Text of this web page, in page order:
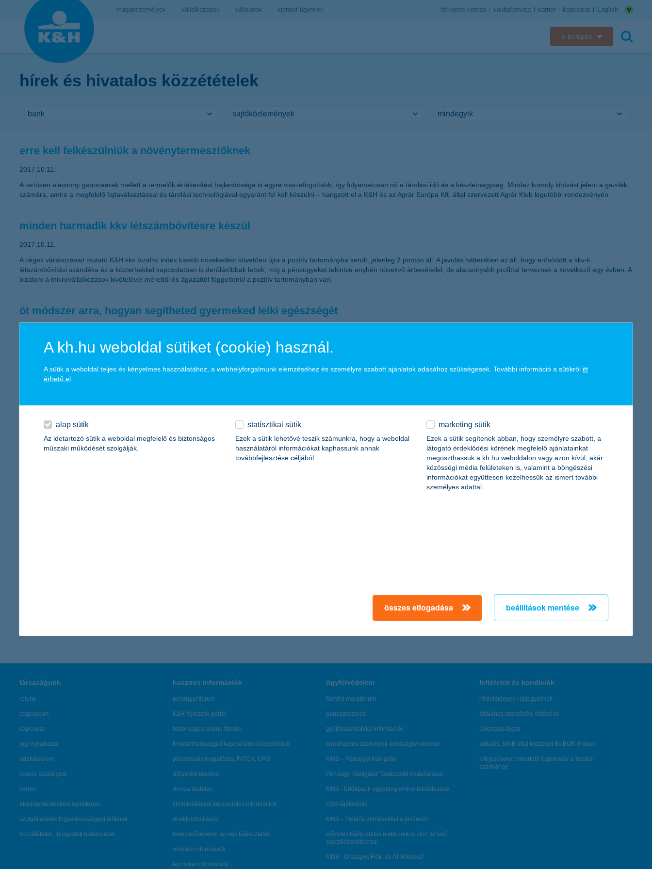
magánszemélyek vállalkozások vállalatok kiemelt ügyfelek térképes kereső valuta/deviza karrier kapcsolat English
e-belépés
hírek és hivatalos közzétételek
erre kell felkészülniük a növénytermesztőknek
2017.10.11.
A tartósan alacsony gabonaárak mellett a termelők értékesítési hajlandósága is egyre visszafogottabb, így folyamatosan nő a tárolási idő és a készletnagyság. Mindez komoly kihívást jelent a gazdák
számára, amire a megfelelő fajtaválasztással és tárolási technológiával egyaránt fel kell készülni – hangzott el a K&H és az Agrár Európa Kft. által szervezett Agrár Klub legutóbbi rendezvényén.
minden harmadik kkv létszámbővítésre készül
2017.10.11.
A cégek várakozásait mutató K&H kkv bizalmi index kisebb növekedést követően újra a pozitív tartományba került, jelenleg 2 ponton áll. A javulás hátterében az áll, hogy erősödött a kkv-k
létszámbővítési szándéka és a közterhekkel kapcsolatban is derűlátóbbak lettek, míg a pénzügyeket tekintve enyhén növekvő árbevétellel, de alacsonyabb profittal terveznek a következő egy évben. A
bizalom a mikrovállalkozások kivételével mérettől és ágazattól függetlenül a pozitív tartományban van.
öt módszer arra, hogyan segítheted gyermeked lelki egészségét
Október 10. a Lelki Egészség Világnapja, ezért a K&H gyógyvarázs mesedoktorok program a kicsik testi és lelki egészségének támogatójaként öt tippet ajánl a szülőknek arra, hogyan tehetnek
gyermekük lelki egyensúlyáért a mindennapokban. A közös programok, a tartalmas beszélgetések ugyanis elengedhetetlenek a jó szülő-gyermek kapcsolathoz, meghatározóak a kicsik érzelmi
2017.10.09.
Még a várakozásoknál is jobban pörög a jelzáloghitelezés az idén. A K&H szakemberei szerint a jelzáloghitel-piac nagysága az előzetes becslésüket is meghaladva az év végéig elérheti a 680-700
milliárd forintot, így a növekedés akár 30 százalékos is lehet - derül ki a bank összeállításából. A K&H-nál ezt is meghaladó mértékben, 37 százalékkal nőtt az igénylések száma az év első hét
hónapjában. A folyósított jelzáloghitelek összege pedig 33 százalékkal, 57 milliárd forintra nőtt. A boomban jelentős szerepe van az állami támogatásoknak: az igényelt lakáscélhoz kapcsolódó állami
← Első Előző Következő utolsó →
társaságunk
rólunk
cégcsoport
kapcsolat
jogi nyilatkozat
adatvédelem
cookie szabályzat
karrier
akadálymentesítési nyilatkozat
szolgáltatások fogyatékossággal élőknek
közzétételek, felügyeleti határozatok
hasznos információk
pénzügyi tippek
K&H fejlesztői portál
biztonságos online fizetés
fenntarthatósággal kapcsolatos közzétételek
pénzmosás megelőzés, FATCA, CRS
díjfizetési kisokos
deviza átutalás
címletváltással kapcsolatos információk
direktbiztosítások
befektetővédelmi termék tájékoztatók
öröklési információk
technikai információk
ügyfélvédelem
fizetési moratórium
panaszkezelés
gyűjtőszámlahitel információk
természetes személyek adósságrendezése
MNB – Pénzügyi Navigátor
Pénzügyi Navigátor Tanácsadó Irodahálózat
MNB - Értékpapír egyenleg online lekérdezése
OBA tájékoztató
MNB – Felelős döntésekkel a jövőnkért
előzetes tájékoztatás elektronikus úton történő
szerződéskötéshez
MNB - Országos Fiók- és ATM kereső
feltételek és kondíciók
hirdetmények / díjjegyzékek
általános szerződési feltételek
üzletszabályzat
aktuális, MNB által közzétett BUBOR értékek
kifejezéseket ismertető fogalomtár a fizetési
számlához
A kh.hu weboldal sütiket (cookie) használ.
A sütik a weboldal teljes és kényelmes használatához, a webhelyforgalmunk elemzéséhez és személyre szabott ajánlatok adásához szükségesek. További információ a sütikről itt
érhető el
alap sütik
Az idetartozó sütik a weboldal megfelelő és biztonságos
műszaki működését szolgálják.
statisztikai sütik
Ezek a sütik lehetővé teszik számunkra, hogy a weboldal
használatáról információkat kaphassunk annak
továbbfejlesztése céljából.
marketing sütik
Ezek a sütik segítenek abban, hogy személyre szabott, a
látogató érdeklődési körének megfelelő ajánlatainkat
megoszthassuk a kh.hu weboldalon vagy azon kívül, akár
közösségi média felületeken is, valamint a böngészési
információkat együttesen kezelhessük az ismert további
személyes adattal.
összes elfogadása beállítások mentése